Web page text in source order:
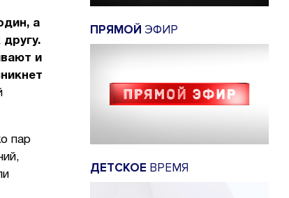
а
и
пар
ПРЯМОЙ ЭФИР
ДЕТСКОЕ ВРЕМЯ